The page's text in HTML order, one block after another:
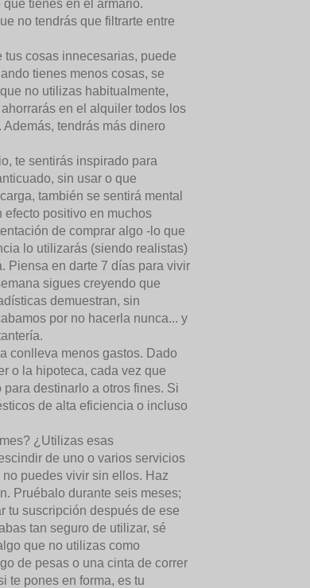
tienes en el armario.
no tendrás que filtrarte entre
cosas innecesarias, puede
tienes menos cosas, se
no utilizas habitualmente,
en el alquiler todos los
tendrás más dinero
te sentirás inspirado para
sin usar o que
también se sentirá mental
positivo en muchos
de comprar algo -lo que
lo utilizarás (siendo realistas)
Piensa en darte 7 días para vivir
sigues creyendo que
demuestran, sin
por no hacerla nunca... y
conlleva menos gastos. Dado
o la hipoteca, cada vez que
destinarlo a otros fines. Si
de alta eficiencia o incluso
¿Utilizas esas
de uno o varios servicios
puedes vivir sin ellos. Haz
Pruébalo durante seis meses;
tu suscripción después de ese
tan seguro de utilizar, sé
que no utilizas como
de pesas o una cinta de correr
te pones en forma, es tu